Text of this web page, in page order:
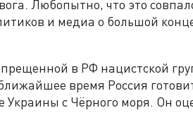
Любопытно, что это
и медиа о большой
в РФ нацистской
время Россия
Украины с Чёрного моря. Он